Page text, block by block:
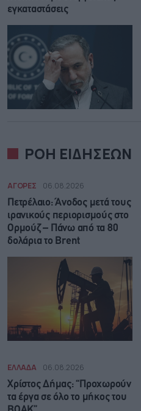
εγκαταστάσεις
ΡΟΗ ΕΙΔΗΣΕΩΝ
ΑΓΟΡΕΣ 06.08.2026
Πετρέλαιο: Άνοδος μετά τους
ιρανικούς περιορισμούς στο
Ορμούζ – Πάνω από τα 80
δολάρια το Brent
ΕΛΛΑΔΑ 06.08.2026
Χρίστος Δήμας: “Προχωρούν
τα έργα σε όλο το μήκος του